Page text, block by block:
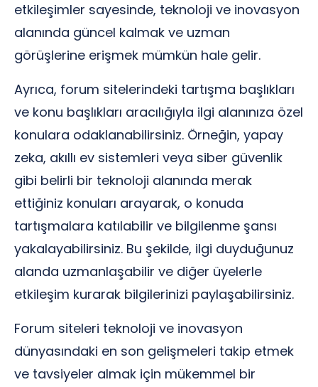
etkileşimler sayesinde, teknoloji ve inovasyon
alanında güncel kalmak ve uzman
görüşlerine erişmek mümkün hale gelir.
Ayrıca, forum sitelerindeki tartışma başlıkları
ve konu başlıkları aracılığıyla ilgi alanınıza özel
konulara odaklanabilirsiniz. Örneğin, yapay
zeka, akıllı ev sistemleri veya siber güvenlik
gibi belirli bir teknoloji alanında merak
ettiğiniz konuları arayarak, o konuda
tartışmalara katılabilir ve bilgilenme şansı
yakalayabilirsiniz. Bu şekilde, ilgi duyduğunuz
alanda uzmanlaşabilir ve diğer üyelerle
etkileşim kurarak bilgilerinizi paylaşabilirsiniz.
Forum siteleri teknoloji ve inovasyon
dünyasındaki en son gelişmeleri takip etmek
ve tavsiyeler almak için mükemmel bir